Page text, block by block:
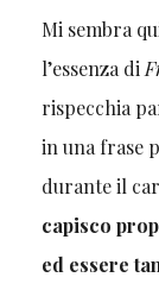
Mi sembra
l’essenza di
rispecchia
in una frase
durante il
capisco
ed essere